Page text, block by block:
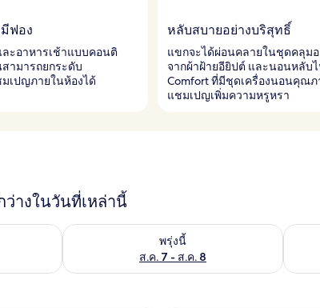
ฟอง
ะอาหารเช้าแบบคอนติ
ามารถยกระดับ
เปญภายในห้องได้
หลับสบายอย่างบริสุทธิ์
แขกจะได้ผ่อนคลายในชุดคลุม
จากผ้าฝ้ายอียิปต์ และนอนหลับ
Comfort ที่มีชุดเครื่องนอนคุณภ
แชมเปญเพิ่มความหรูหรา
างในวันที่เหล่านี้
นนี้ ส.ค. 6 - ส.ค. 7
พรุ่งนี้
ส.ค. 7 - ส.ค. 8
ตรวจสอบจำนวนห้องพักว่างในพรุ่งนี้ ส.ค. 7 - ส.
ตรวจ